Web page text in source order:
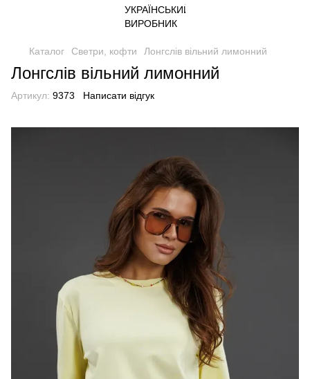
Каталог Светри, кофти Лонгслів вільний лимонний
Лонгслів вільний лимонний
Артикул: 9373 Написати відгук